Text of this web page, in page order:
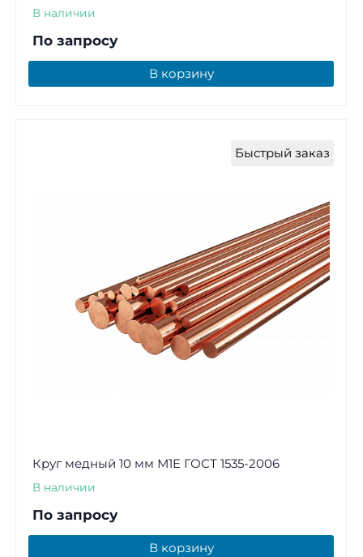
В наличии
По запросу
В корзину
Быстрый заказ
Круг медный 10 мм М1Е ГОСТ 1535-2006
В наличии
По запросу
В корзину